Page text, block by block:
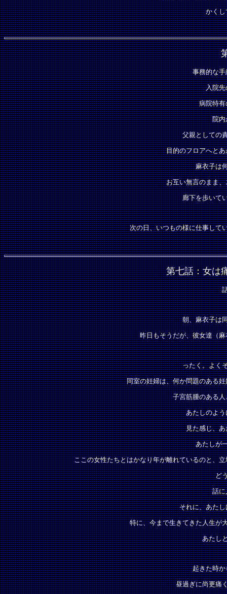
かくし
事務的な
入院先
病院特
院内
父親としての
目的のフロアへと
麻衣子は
お互い無言のまま
廊下を歩いて
次の日、いつもの様に仕事して
第七話：女は
朝、麻衣子は
昨日もそうだが、彼女達（
ったく。よく
同室の妊婦は、何か問題のある
子宮筋腫のある
あたしのよ
見た感じ、
あたしが
ここの女性たちとはかなり年が離れているのと、
ど
話に
それに、あた
特に、今まで生きてきた人生が
あたし
起きた時
昼過ぎに尚更痛